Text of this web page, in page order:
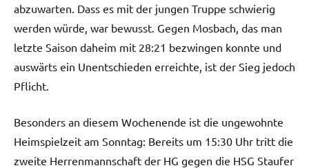
abzuwarten. Dass es mit der jungen Truppe schwierig
werden würde, war bewusst. Gegen Mosbach, das man
letzte Saison daheim mit 28:21 bezwingen konnte und
auswärts ein Unentschieden erreichte, ist der Sieg jedoch
Pflicht.
Besonders an diesem Wochenende ist die ungewohnte
Heimspielzeit am Sonntag: Bereits um 15:30 Uhr tritt die
zweite Herrenmannschaft der HG gegen die HSG Staufer